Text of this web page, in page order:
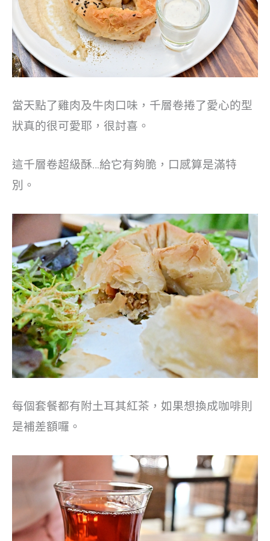
當天點了雞肉及牛肉口味，千層卷捲了愛心的型
狀真的很可愛耶，很討喜。
這千層卷超級酥…給它有夠脆，口感算是滿特
別。
每個套餐都有附土耳其紅茶，如果想換成咖啡則
是補差額囉。